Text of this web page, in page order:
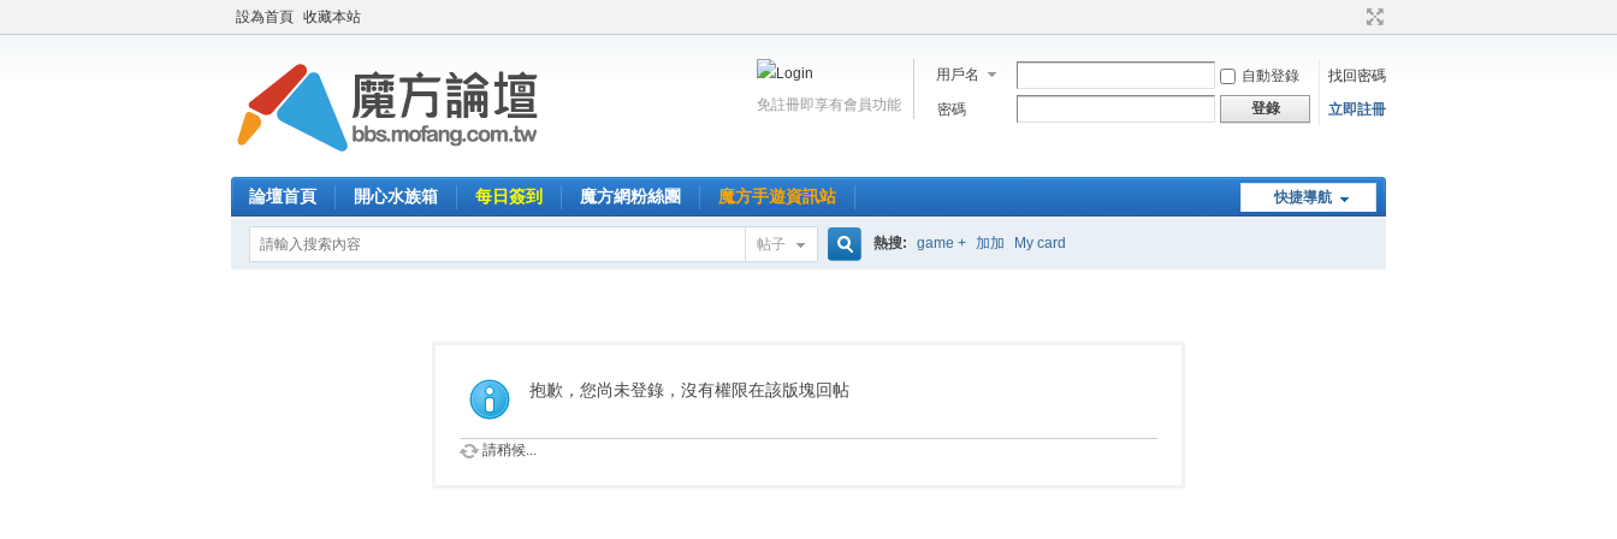
設為首頁 收藏本站
用戶名 自動登錄
找回密碼
密碼
登錄 立即註冊
免註冊即享有會員功能
快捷導航
論壇首頁 開心水族箱 每日簽到 魔方網粉絲團 魔方手遊資訊站
帖子
索
熱搜: game + 加加 My card
抱歉，您尚未登錄，沒有權限在該版塊回帖
請稍候...